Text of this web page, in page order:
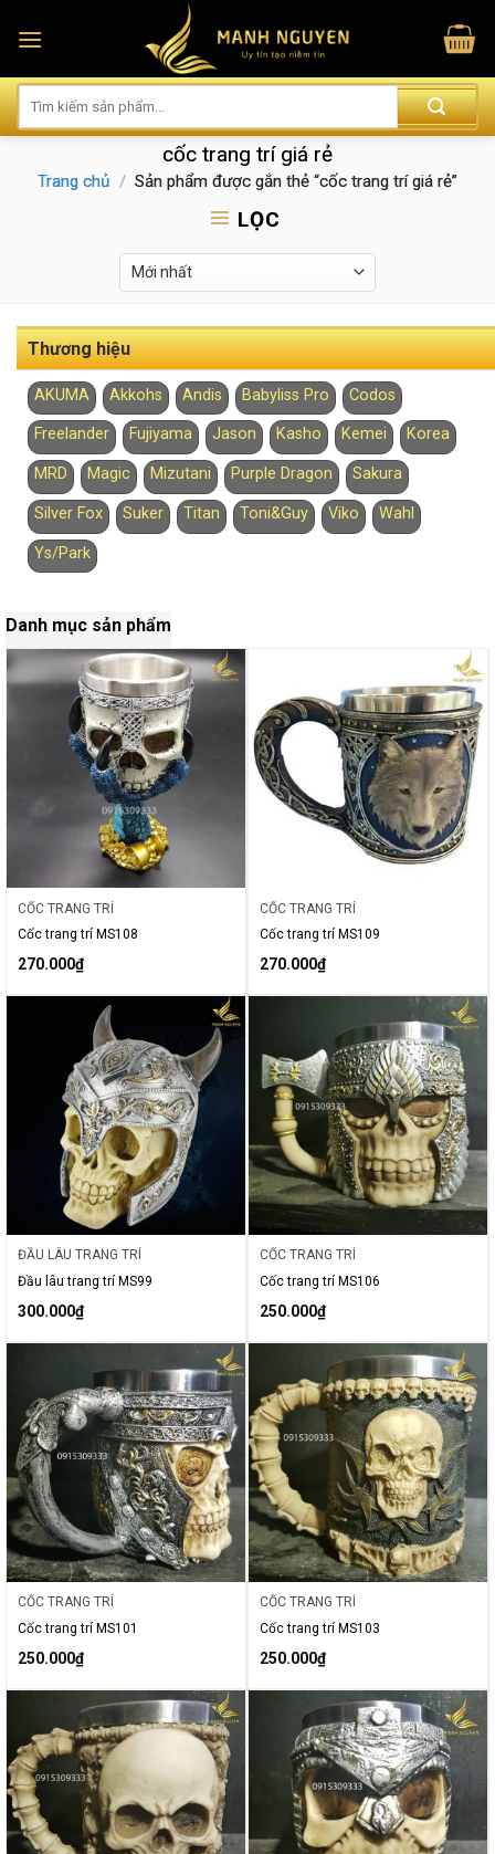
cốc trang trí giá rẻ
Trang chủ / Sản phẩm được gắn thẻ “cốc trang trí giá rẻ”
LỌC
Thương hiệu
AKUMA Akkohs Andis Babyliss Pro Codos
Freelander Fujiyama Jason Kasho Kemei Korea
MRD Magic Mizutani Purple Dragon Sakura
Silver Fox Suker Titan Toni&Guy Viko Wahl
Ys/Park
Danh mục sản phẩm
CỐC TRANG TRÍ
Cốc trang trí MS108
270.000₫
CỐC TRANG TRÍ
Cốc trang trí MS109
270.000₫
ĐẦU LÂU TRANG TRÍ
Đầu lâu trang trí MS99
300.000₫
CỐC TRANG TRÍ
Cốc trang trí MS106
250.000₫
CỐC TRANG TRÍ
Cốc trang trí MS101
250.000₫
CỐC TRANG TRÍ
Cốc trang trí MS103
250.000₫